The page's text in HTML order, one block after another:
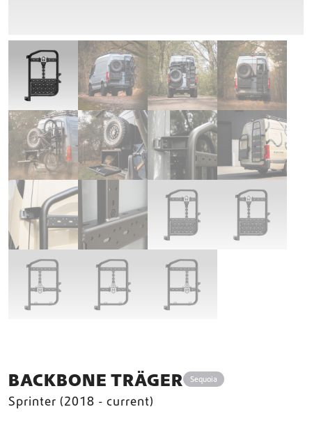
BACKBONE TRÄGER Sequoia
Sprinter (2018 - current)